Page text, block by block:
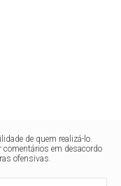
de quem realizá-lo.
comentários em desacordo
ofensivas.